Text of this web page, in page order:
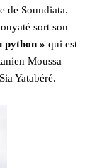
de Soundiata.
sort son
python » qui est
Moussa
Yatabéré.